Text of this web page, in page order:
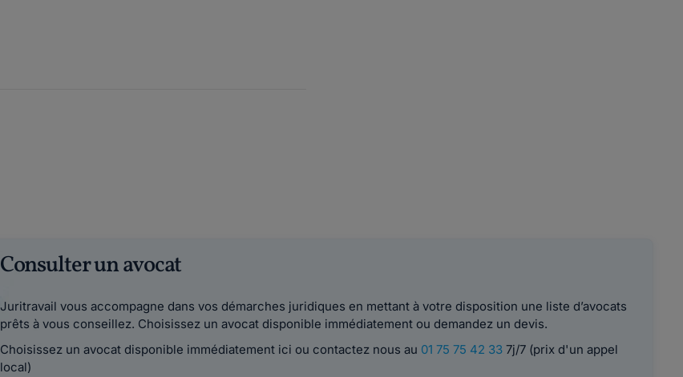
Consulter un avocat
Juritravail vous accompagne dans vos démarches juridiques en mettant à votre disposition une liste d’avocats
prêts à vous conseillez. Choisissez un avocat disponible immédiatement ou demandez un devis.
Choisissez un avocat disponible immédiatement ici ou contactez nous au 01 75 75 42 337j/7 (prix d'un appel
local)